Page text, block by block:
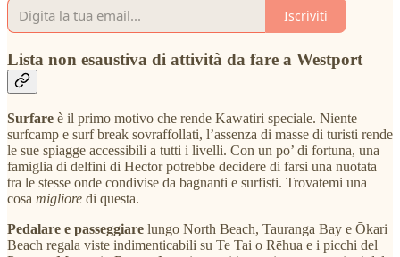
Iscriviti
Lista non esaustiva di attività da fare a Westport
Surfare è il primo motivo che rende Kawatiri speciale. Niente
surfcamp e surf break sovraffollati, l’assenza di masse di turisti rende
le sue spiagge accessibili a tutti i livelli. Con un po’ di fortuna, una
famiglia di delfini di Hector potrebbe decidere di farsi una nuotata
tra le stesse onde condivise da bagnanti e surfisti. Trovatemi una
cosa migliore di questa.
Pedalare e passeggiare lungo North Beach, Tauranga Bay e Ōkari
Beach regala viste indimenticabili su Te Tai o Rēhua e i picchi del